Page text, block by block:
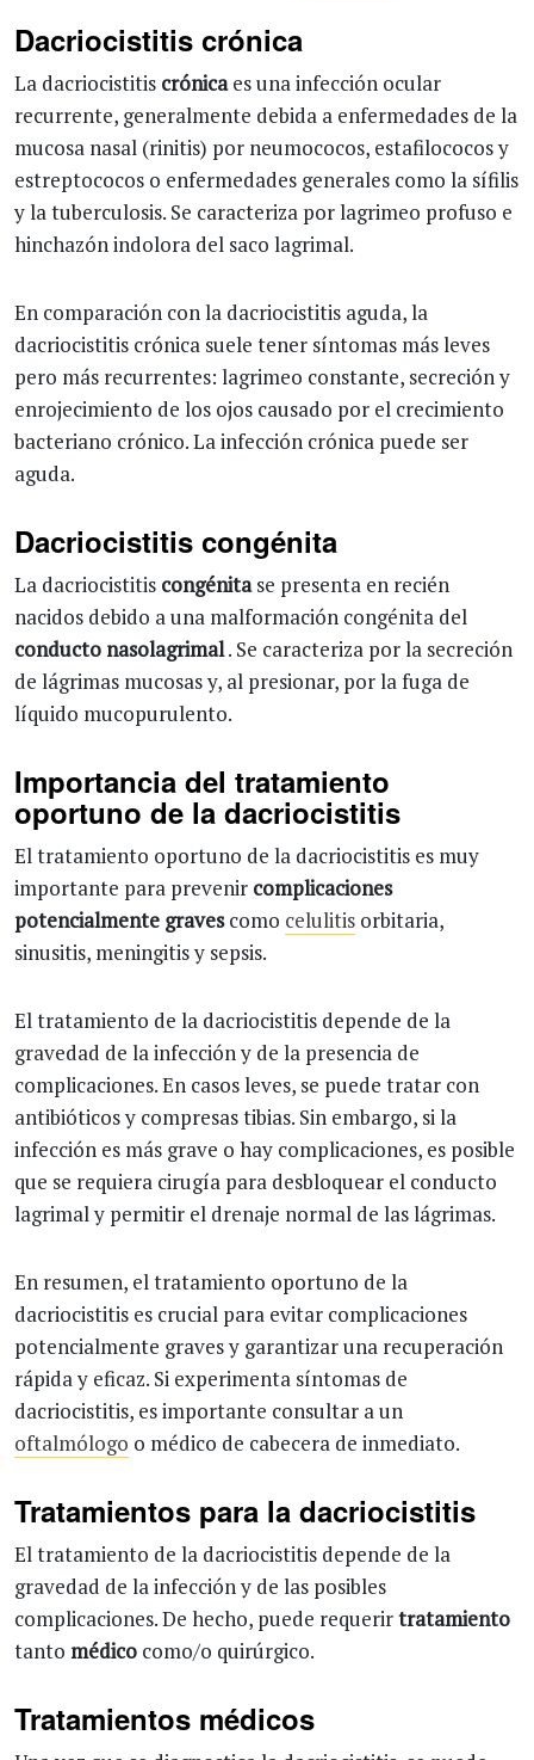
Dacriocistitis crónica
La dacriocistitis crónicaes una infección ocular
recurrente, generalmente debida a enfermedades de la
mucosa nasal (rinitis) por neumococos, estafilococos y
estreptococos o enfermedades generales como la sífilis
y la tuberculosis. Se caracteriza por lagrimeo profuso e
hinchazón indolora del saco lagrimal.
En comparación con la dacriocistitis aguda, la
dacriocistitis crónica suele tener síntomas más leves
pero más recurrentes: lagrimeo constante, secreción y
enrojecimiento de los ojos causado por el crecimiento
bacteriano crónico. La infección crónica puede ser
aguda.
Dacriocistitis congénita
La dacriocistitis congénitase presenta en recién
nacidos debido a una malformación congénita del
conducto nasolagrimal. Se caracteriza por la secreción
de lágrimas mucosas y, al presionar, por la fuga de
líquido mucopurulento.
Importancia del tratamiento
oportuno de la dacriocistitis
El tratamiento oportuno de la dacriocistitis es muy
importante para prevenir complicaciones
potencialmente gravescomo celulitis orbitaria,
sinusitis, meningitis y sepsis.
El tratamiento de la dacriocistitis depende de la
gravedad de la infección y de la presencia de
complicaciones. En casos leves, se puede tratar con
antibióticos y compresas tibias. Sin embargo, si la
infección es más grave o hay complicaciones, es posible
que se requiera cirugía para desbloquear el conducto
lagrimal y permitir el drenaje normal de las lágrimas.
En resumen, el tratamiento oportuno de la
dacriocistitis es crucial para evitar complicaciones
potencialmente graves y garantizar una recuperación
rápida y eficaz. Si experimenta síntomas de
dacriocistitis, es importante consultar a un
oftalmólogo o médico de cabecera de inmediato.
Tratamientos para la dacriocistitis
El tratamiento de la dacriocistitis depende de la
gravedad de la infección y de las posibles
complicaciones. De hecho, puede requerirtratamiento
tanto médico como/o quirúrgico.
Tratamientos médicos